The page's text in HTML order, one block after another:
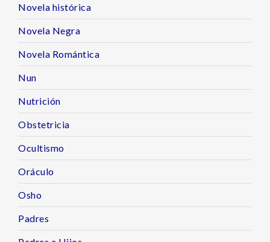
Novela histórica
Novela Negra
Novela Romántica
Nun
Nutrición
Obstetricia
Ocultismo
Oráculo
Osho
Padres